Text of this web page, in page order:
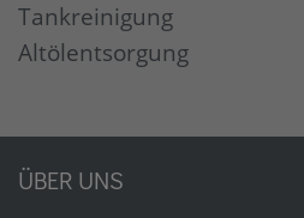
Tankreinigung
Altölentsorgung
ÜBER UNS